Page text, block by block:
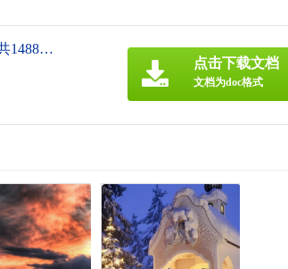
《学校党总支党史学习教育活动总结(全文共1488字).doc》
点击下载文档
文档为doc格式